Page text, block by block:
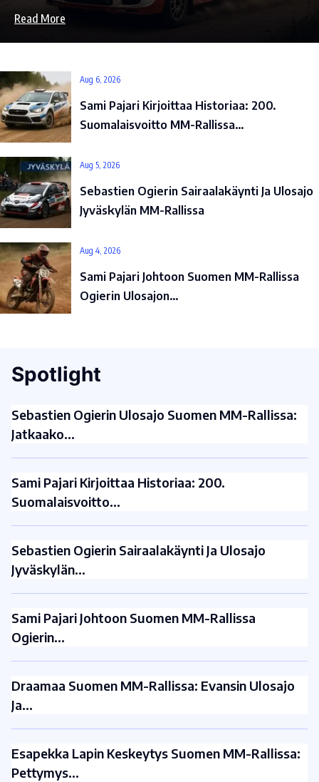
Read More
Aug 6, 2026
Sami Pajari Kirjoittaa Historiaa: 200.
Suomalaisvoitto MM-Rallissa…
Aug 5, 2026
Sebastien Ogierin Sairaalakäynti Ja Ulosajo
Jyväskylän MM-Rallissa
Aug 4, 2026
Sami Pajari Johtoon Suomen MM-Rallissa
Ogierin Ulosajon…
Spotlight
Sebastien Ogierin Ulosajo Suomen MM-Rallissa:
Jatkaako…
Sami Pajari Kirjoittaa Historiaa: 200.
Suomalaisvoitto…
Sebastien Ogierin Sairaalakäynti Ja Ulosajo
Jyväskylän…
Sami Pajari Johtoon Suomen MM-Rallissa
Ogierin…
Draamaa Suomen MM-Rallissa: Evansin Ulosajo
Ja…
Esapekka Lapin Keskeytys Suomen MM-Rallissa:
Pettymys…